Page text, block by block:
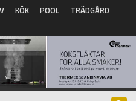
KÖK POOL
TRÄDGÅRD